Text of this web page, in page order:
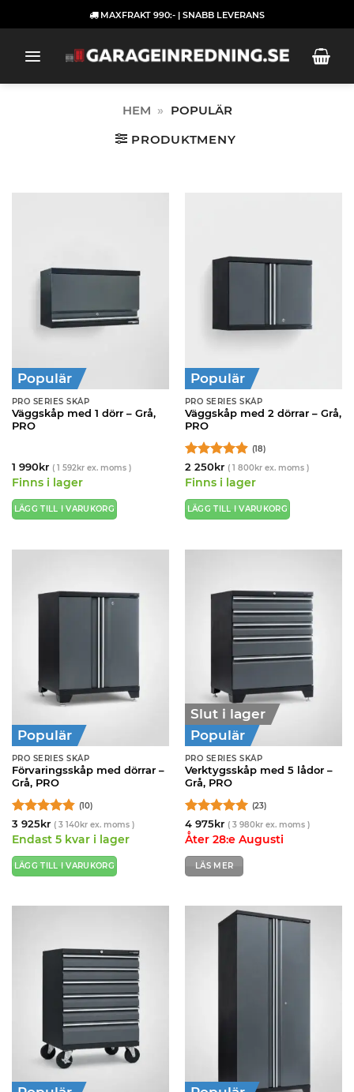
to
MAXFRAKT 990:- | SNABB LEVERANS
HEM » POPULÄR
PRODUKTMENY
Populär
PRO SERIES SKÅP
Väggskåp med 1 dörr – Grå,
PRO
1 990kr ( 1 592krex. moms )
Finns i lager
LÄGG TILL I VARUKORG
Populär
PRO SERIES SKÅP
Väggskåp med 2 dörrar – Grå,
PRO
Betygsatt
4.89av 5
(18)
2 250kr ( 1 800krex. moms )
Finns i lager
LÄGG TILL I VARUKORG
Populär
PRO SERIES SKÅP
Förvaringsskåp med dörrar –
Grå, PRO
Betygsatt
4.8av 5
(10)
3 925kr ( 3 140krex. moms )
Endast 5 kvar i lager
LÄGG TILL I VARUKORG
Slut i lager
Populär
PRO SERIES SKÅP
Verktygsskåp med 5 lådor –
Grå, PRO
Betygsatt
4.96av 5
(23)
4 975kr ( 3 980krex. moms )
Åter 28:e Augusti
LÄS MER